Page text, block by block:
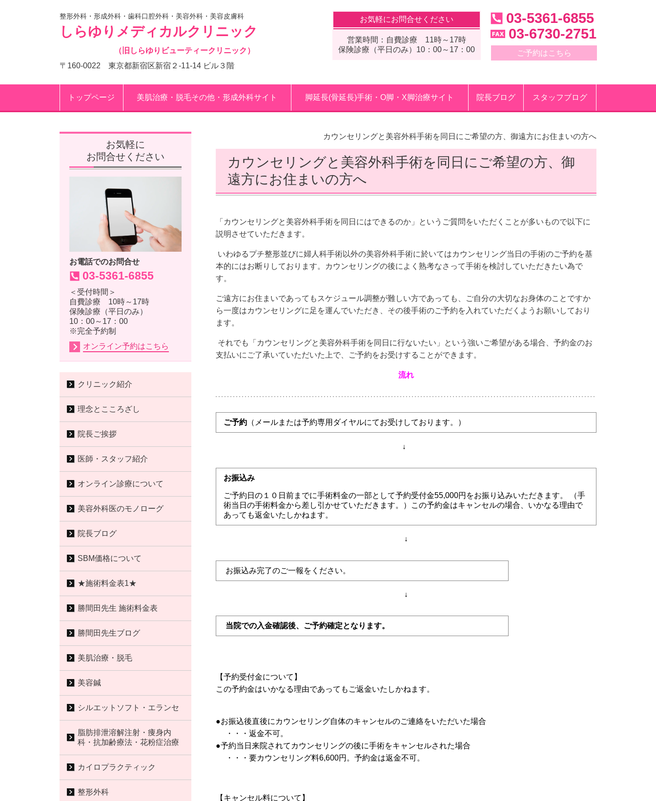
整形外科・形成外科・歯科口腔外科・美容外科・美容皮膚科
しらゆりメディカルクリニック
（旧しらゆりビューティークリニック）
〒160-0022 東京都新宿区新宿２-11-14 ビル３階
お気軽にお問合せください
営業時間：自費診療 11時～17時
保険診療（平日のみ）10：00～17：00
03-5361-6855
03-6730-2751
ご予約はこちら
トップページ 美肌治療・脱毛その他・形成外科サイト 脚延長(骨延長)手術・O脚・X脚治療サイト 院長ブログ スタッフブログ
カウンセリングと美容外科手術を同日にご希望の方、御遠方にお住まいの方へ
カウンセリングと美容外科手術を同日にご希望の方、御
遠方にお住まいの方へ
「カウンセリングと美容外科手術を同日にはできるのか」というご質問をいただくことが多いもので以下に
説明させていただきます。
いわゆるプチ整形並びに婦人科手術以外の美容外科手術に於いてはカウンセリング当日の手術のご予約を基
本的にはお断りしております。
カウンセリングの後によく熟考なさって手術を検討していただきたい為で
す。
ご遠方にお住まいであってもスケジュール調整が難しい方であっても、ご自分の大切なお身体のことですか
ら一度はカウンセリングに足を運んでいただき、その後手術のご予約を入れていただくようお願いしており
ます。
それでも「カウンセリングと美容外科手術を同日に行ないたい」という強いご希望がある場合、予約金のお
支払いにご了承いていただいた上で、ご予約をお受けすることができます。
流れ
ご予約 （メールまたは予約専用ダイヤルにてお受けしております。）
↓
お振込み
ご予約日の１０日前までに手術料金の一部として予約受付金55,000円をお振り込みいただきます。 （手
術当日の手術料金から差し引かせていただきます。）この予約金はキャンセルの場合、いかなる理由で
あっても返金いたしかねます。
↓
お振込み完了のご一報をください。
↓
当院での入金確認後、ご予約確定となります。
【予約受付金について】
この予約金はいかなる理由であってもご返金いたしかねます。
●お振込後直後にカウンセリング自体のキャンセルのご連絡をいただいた場合
・・・返金不可。
●予約当日来院されてカウンセリングの後に手術をキャンセルされた場合
・・・要カウンセリング料6,600円。予約金は返金不可。
【キャンセル料について】
お気軽に
お問合せください
お電話でのお問合せ
03-5361-6855
＜受付時間＞
自費診療 10時～17時
保険診療（平日のみ）
10：00～17：00
※完全予約制
オンライン予約はこちら
クリニック紹介
理念とこころざし
院長ご挨拶
医師・スタッフ紹介
オンライン診療について
美容外科医のモノローグ
院長ブログ
SBM価格について
★施術料金表1★
勝間田先生 施術料金表
勝間田先生ブログ
美肌治療・脱毛
美容鍼
シルエットソフト・エランセ
脂肪排泄溶解注射・痩身内
科・抗加齢療法・花粉症治療
カイロプラクティック
整形外科